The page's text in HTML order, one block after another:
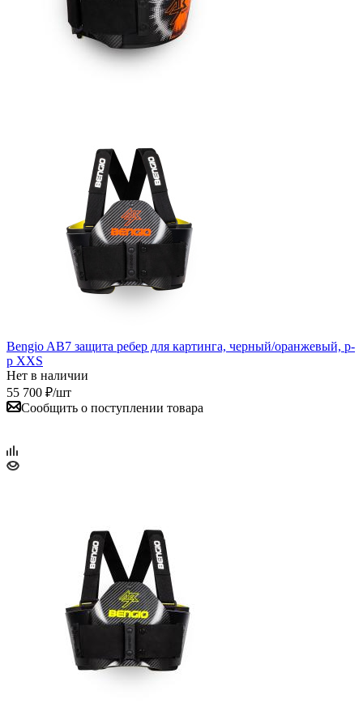
Bengio AB7 защита ребер для картинга, черный/оранжевый, р-
р XXS
Нет в наличии
55 700 ₽/шт
Сообщить о поступлении товара